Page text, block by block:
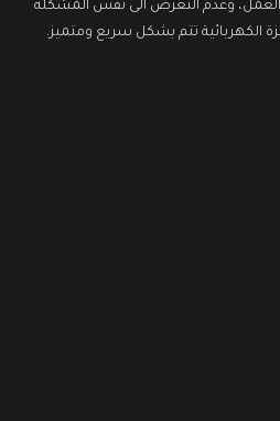
العمل، وعدم التعرض الى نفس المشكلة
الكهربائية تتم بشكل سريع ومتميز.